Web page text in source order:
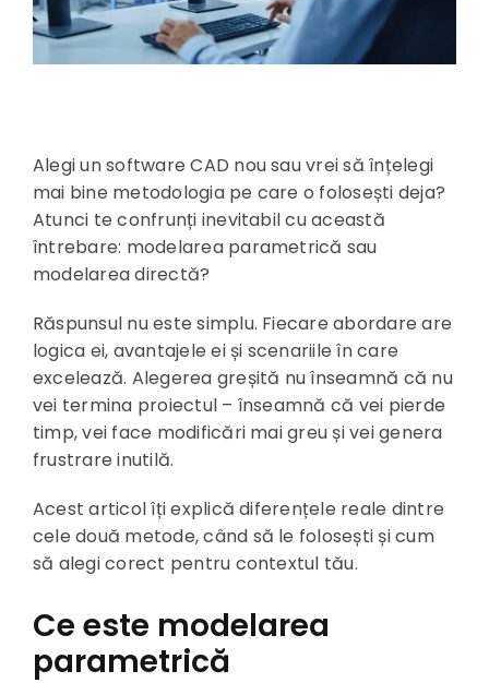
Alegi un software CAD nou sau vrei să înțelegi
mai bine metodologia pe care o folosești deja?
Atunci te confrunți inevitabil cu această
întrebare: modelarea parametrică sau
modelarea directă?
Răspunsul nu este simplu. Fiecare abordare are
logica ei, avantajele ei și scenariile în care
excelează. Alegerea greșită nu înseamnă că nu
vei termina proiectul – înseamnă că vei pierde
timp, vei face modificări mai greu și vei genera
frustrare inutilă.
Acest articol îți explică diferențele reale dintre
cele două metode, când să le folosești și cum
să alegi corect pentru contextul tău.
Ce este modelarea
parametrică